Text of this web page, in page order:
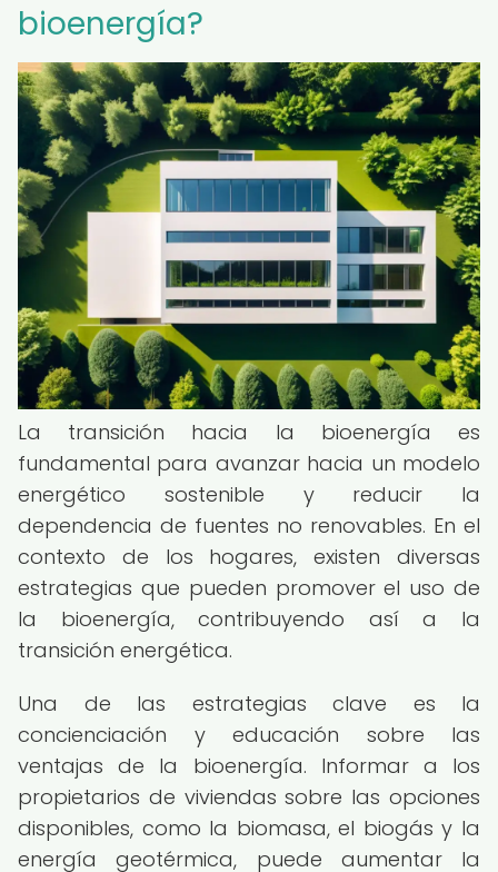
bioenergía?
La transición hacia la bioenergía es
fundamental para avanzar hacia un modelo
energético sostenible y reducir la
dependencia de fuentes no renovables. En el
contexto de los hogares, existen diversas
estrategias que pueden promover el uso de
la bioenergía, contribuyendo así a la
transición energética.
Una de las estrategias clave es la
concienciación y educación sobre las
ventajas de la bioenergía. Informar a los
propietarios de viviendas sobre las opciones
disponibles, como la biomasa, el biogás y la
energía geotérmica, puede aumentar la